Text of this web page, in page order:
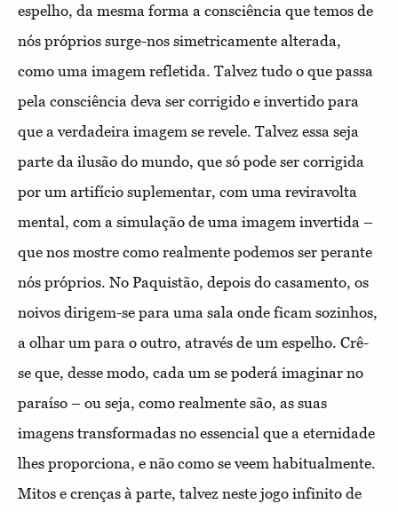
espelho, da mesma forma a consciência que temos de
nós próprios surge-nos simetricamente alterada,
como uma imagem refletida. Talvez tudo o que passa
pela consciência deva ser corrigido e invertido para
que a verdadeira imagem se revele. Talvez essa seja
parte da ilusão do mundo, que só pode ser corrigida
por um artifício suplementar, com uma reviravolta
mental, com a simulação de uma imagem invertida –
que nos mostre como realmente podemos ser perante
nós próprios. No Paquistão, depois do casamento, os
noivos dirigem-se para uma sala onde ficam sozinhos,
a olhar um para o outro, através de um espelho. Crê-
se que, desse modo, cada um se poderá imaginar no
paraíso – ou seja, como realmente são, as suas
imagens transformadas no essencial que a eternidade
lhes proporciona, e não como se veem habitualmente.
Mitos e crenças à parte, talvez neste jogo infinito de